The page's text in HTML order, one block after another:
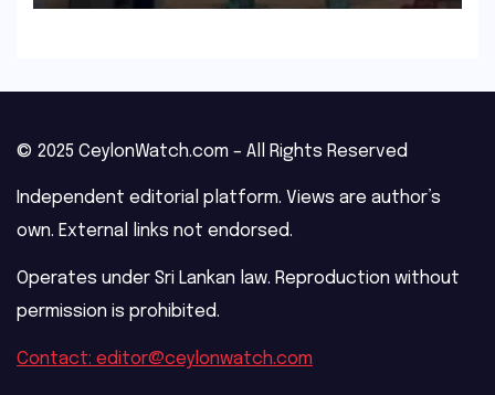
© 2025 CeylonWatch.com – All Rights Reserved
Independent editorial platform. Views are author’s
own. External links not endorsed.
Operates under Sri Lankan law. Reproduction without
permission is prohibited.
Contact: editor@ceylonwatch.com